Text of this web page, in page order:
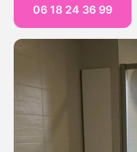
06 18 24 36 99